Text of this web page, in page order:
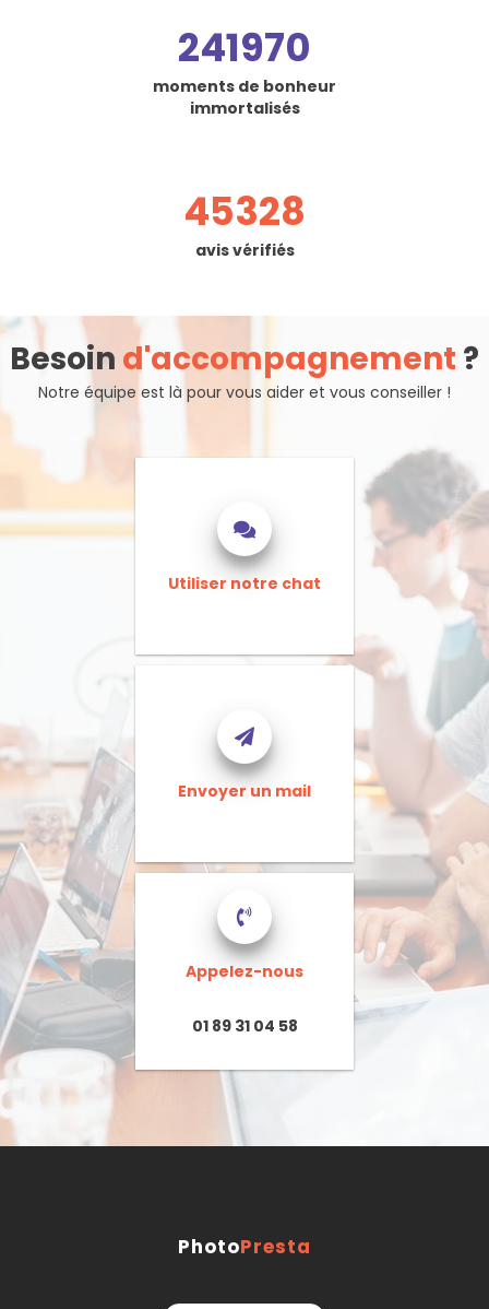
241970
moments de bonheur
immortalisés
45328
avis vérifiés
Besoin d'accompagnement ?
Notre équipe est là pour vous aider et vous conseiller !
Utiliser notre chat
Envoyer un mail
Appelez-nous
01 89 31 04 58
PhotoPresta